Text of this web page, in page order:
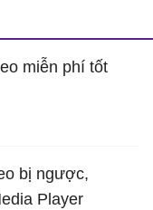
miễn phí tốt
bị ngược,
Player